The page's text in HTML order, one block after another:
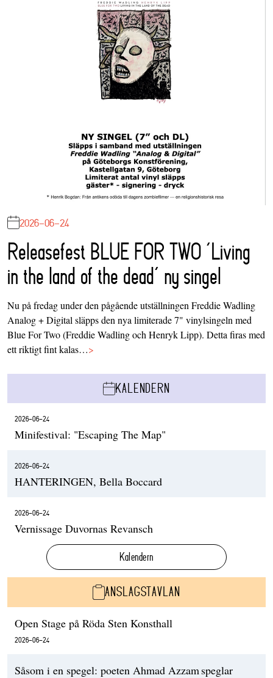
2026-06-24
Releasefest BLUE FOR TWO ‘Living
in the land of the dead’ ny singel
Nu på fredag under den pågående utställningen Freddie Wadling
Analog + Digital släpps den nya limiterade 7" vinylsingeln med
Blue For Two (Freddie Wadling och Henryk Lipp). Detta firas med
ett riktigt fint kalas…>
KALENDERN
2026-06-24
Minifestival: "Escaping The Map"
2026-06-24
HANTERINGEN, Bella Boccard
2026-06-24
Vernissage Duvornas Revansch
Kalendern
ANSLAGSTAVLAN
Open Stage på Röda Sten Konsthall
2026-06-24
Såsom i en spegel: poeten Ahmad Azzam speglar